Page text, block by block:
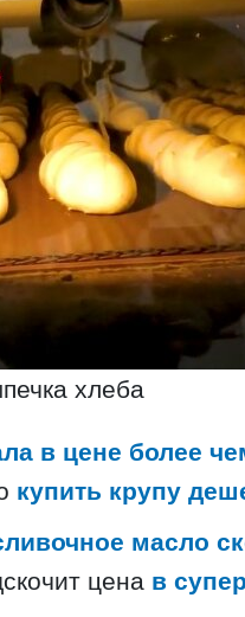
хлеба
в цене более
купить крупу
масло
цена в